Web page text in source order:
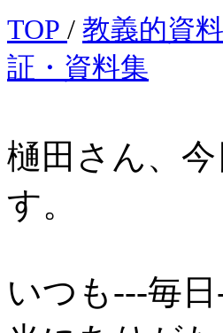
TOP / 教義的資料
証・資料集
樋田さん、
す。
いつも---毎